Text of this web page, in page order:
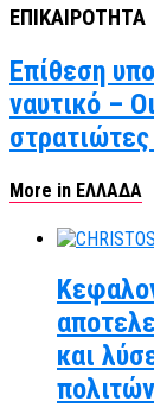
ΕΠΙΚΑΙΡΟΤΗΤΑ
Επίθεση
ναυτικό –
More in ΕΛΛΑΔΑ
και
πολιτών